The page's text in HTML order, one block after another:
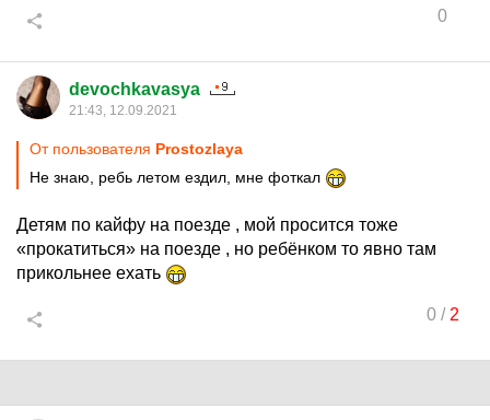
0
devochkavasya
21:43, 12.09.2021
От пользователя Prostozlaya
Не знаю, ребь летом ездил, мне фоткал
Детям по кайфу на поезде , мой просится тоже
«прокатиться» на поезде , но ребёнком то явно там
прикольнее ехать
0/ 2